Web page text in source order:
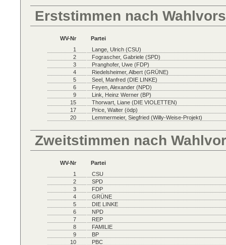
Erststimmen nach
WV-Nr
Partei
1
Lange, Ulrich (CSU)
2
Fograscher, Gabriele (SPD)
3
Pranghofer, Uwe (FDP)
4
Riedelsheimer, Albert (GRÜNE)
5
Seel, Manfred (DIE LINKE)
6
Feyen, Alexander (NPD)
9
Link, Heinz Werner (BP)
15
Thorwart, Liane (DIE VIOLETTEN)
17
Price, Walter (ödp)
20
Lemmermeier, Siegfried (Willy-Weise-Projekt)
Zweitstimmen nach
WV-Nr
Partei
1
CSU
2
SPD
3
FDP
4
GRÜNE
5
DIE LINKE
6
NPD
7
REP
8
FAMILIE
9
BP
10
PBC